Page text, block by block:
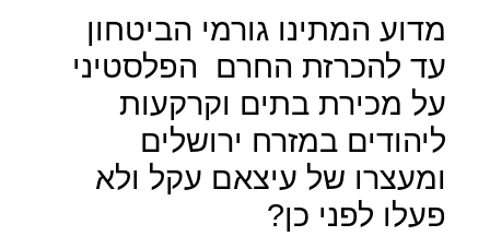
מדוע המתינו גורמי הביטחון
עד להכרזת החרם
הפלסטיני
על מכירת בתים וקרקעות
ליהודים במזרח ירושלים
ומעצרו של עיצאם עקל ולא
פעלו לפני כן?